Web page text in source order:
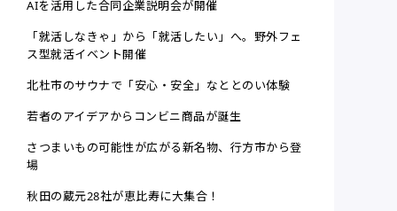
AIを活用した合同企業説明会が開催
「就活しなきゃ」から「就活したい」へ。野外フェ
ス型就活イベント開催
北杜市のサウナで「安心・安全」なととのい体験
若者のアイデアからコンビニ商品が誕生
さつまいもの可能性が広がる新名物、行方市から登
場
秋田の蔵元28社が恵比寿に大集合！